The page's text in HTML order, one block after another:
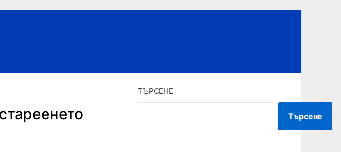
ТЪРСЕНЕ
Търсене